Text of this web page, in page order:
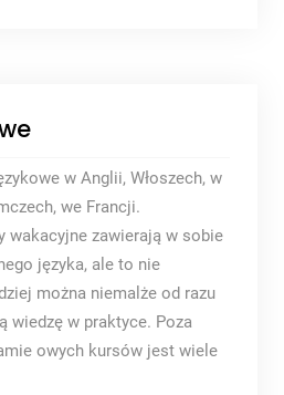
w Anglii, Włoszech, w
we Francji.
wakacyjne zawierają w sobie
języka, ale to nie
można niemalże od razu
wiedzę w praktyce. Poza
owych kursów jest wiele